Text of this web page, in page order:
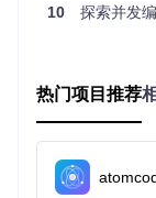
💡实用技巧：如
3大模块：场
核心功能模块
：
10 探索并发
热门项目推荐